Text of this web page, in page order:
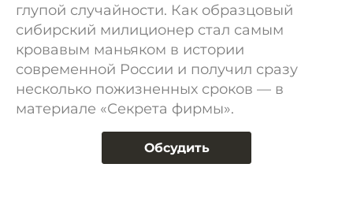
глупой случайности. Как образцовый
сибирский милиционер стал самым
кровавым маньяком в истории
современной России и получил сразу
несколько пожизненных сроков — в
материале «Секрета фирмы».
Обсудить